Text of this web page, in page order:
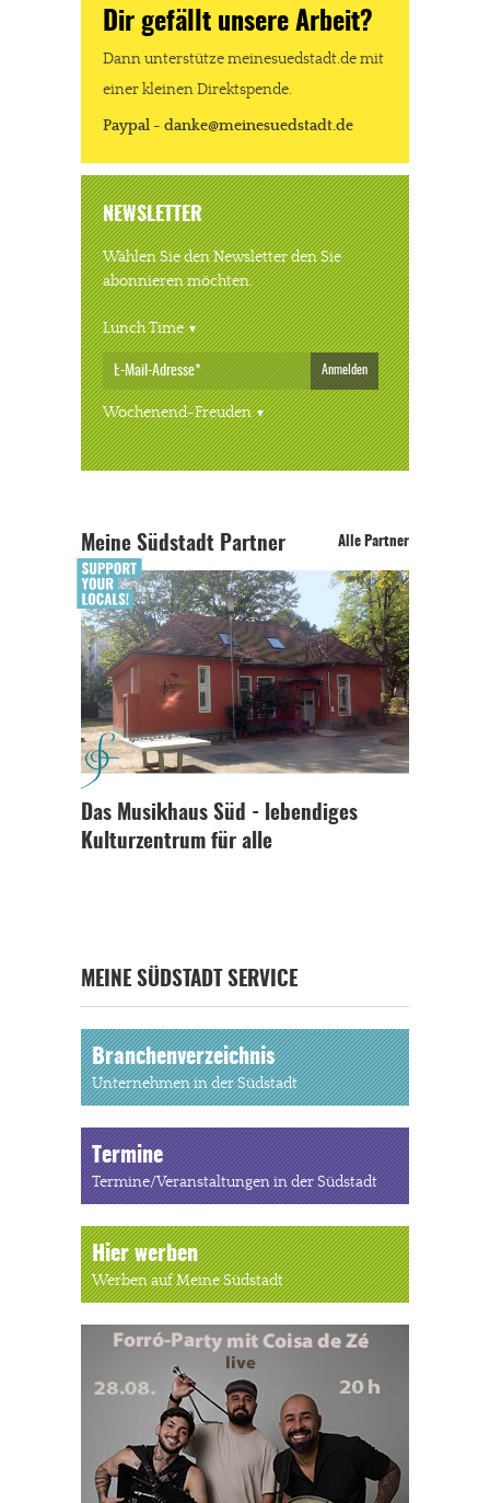
Dir gefällt unsere Arbeit?
Dann unterstütze meinesuedstadt.de mit
einer kleinen Direktspende.
Paypal - danke@meinesuedstadt.de
NEWSLETTER
Wählen Sie den Newsletter den Sie
abonnieren möchten.
Lunch Time
Anmelden
Wochenend-Freuden
Meine Südstadt Partner Alle Partner
Das Musikhaus Süd - lebendiges
Kulturzentrum für alle
MEINE SÜDSTADT SERVICE
Branchenverzeichnis
Unternehmen in der Südstadt
Termine
Termine/Veranstaltungen in der Südstadt
Hier werben
Werben auf Meine Südstadt